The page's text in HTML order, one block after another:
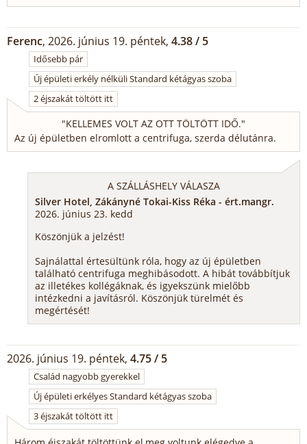
Ferenc, 2026. június 19. péntek, 4.38 / 5
Idősebb pár
Új épületi erkély nélküli Standard kétágyas szoba
2 éjszakát töltött itt
"KELLEMES VOLT AZ OTT TÖLTÖTT IDŐ."
Az új épületben elromlott a centrifuga, szerda délutánra.
A SZÁLLÁSHELY VÁLASZA
Silver Hotel, Zákányné Tokai-Kiss Réka - ért.mangr.
2026. június 23. kedd
Köszönjük a jelzést!
Sajnálattal értesültünk róla, hogy az új épületben
található centrifuga meghibásodott. A hibát továbbítjuk
az illetékes kollégáknak, és igyekszünk mielőbb
intézkedni a javításról. Köszönjük türelmét és
megértését!
2026. június 19. péntek, 4.75 / 5
Család nagyobb gyerekkel
Új épületi erkélyes Standard kétágyas szoba
3 éjszakát töltött itt